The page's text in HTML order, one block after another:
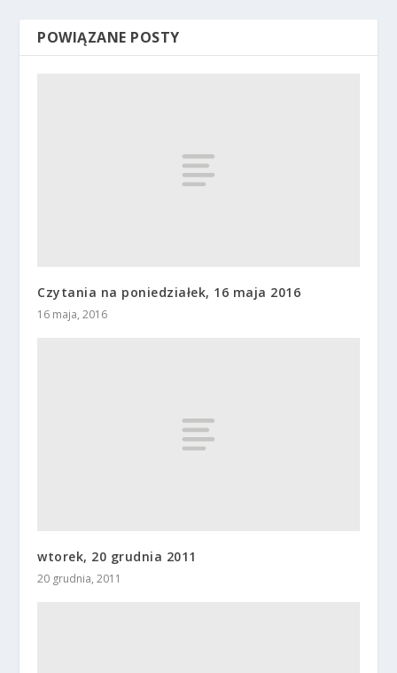
POWIĄZANE POSTY
Czytania na poniedziałek, 16 maja 2016
16 maja, 2016
wtorek, 20 grudnia 2011
20 grudnia, 2011